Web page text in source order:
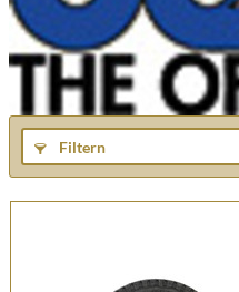
Filtern